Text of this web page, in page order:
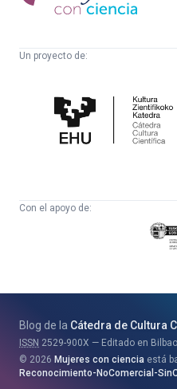
ciencia
Un proyecto de:
Cultura
Científica
Con el apoyo de:
eta
Saila
Blog de la Cátedra de Cultura
ISSN 2529-900X
Editado en Bilbao
2026 Mujeres con ciencia está
Reconocimiento-NoComercial-